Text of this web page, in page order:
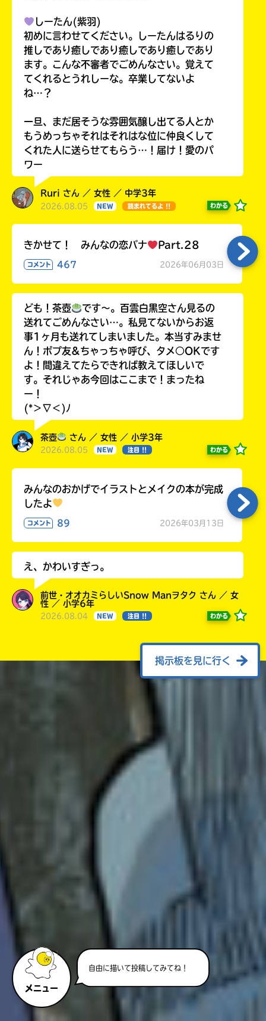
メニュー
自由に描いて投稿してみてね！
しーたん(紫羽)
初めに言わせてください。しーたんはるりの
推しであり癒しであり癒しであり癒しであり
ます。こんな不審者でごめんなさい。覚えて
てくれるとうれしーな。卒業してないよ
ね…？
一旦、まだ居そうな雰囲気醸し出てる人とか
もうめっちゃそれはそれはな位に仲良くして
くれた人に送らせてもらう…！届け！愛のパ
ワー
Ruri さん ／ 女性 ／ 中学3年
2026.08.05 NEW 読まれてるよ !! わかる
きかせて！ みんなの恋バナ Part.28
コメント 467 2026年06月03日
ども！茶壺
です～。百雲白黒空さん見るの
送れてごめんなさい…。私見てないからお返
事1ヶ月も送れてしまいました。本当すみませ
ん！ポプ友&ちゃっちゃ呼び、タメ○OKです
よ！間違えてたらできれば教えてほしいで
す。それじゃあ今回はここまで！まったね
ー！
(*＞∇＜)ﾉ
茶壺 さん ／ 女性 ／ 小学3年
2026.08.05 NEW 注目 !! わかる
みんなのおかげでイラストとメイクの本が完成
したよ
コメント 89 2026年03月13日
え、かわいすぎっ。
前世・オオカミらしいSnow Manヲタク さん ／ 女
性 ／ 小学6年
2026.08.04 NEW 注目 !! わかる
掲示板を見に行く